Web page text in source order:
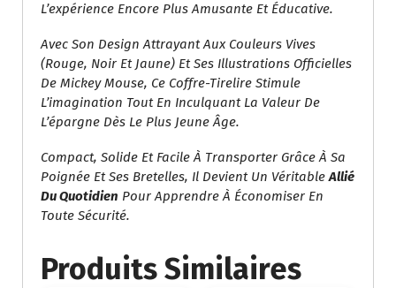
L’expérience Encore Plus Amusante Et Éducative.
Avec Son Design Attrayant Aux Couleurs Vives
(rouge, Noir Et Jaune) Et Ses Illustrations Officielles
De Mickey Mouse, Ce Coffre-Tirelire Stimule
L’imagination Tout En Inculquant La Valeur De
L’épargne Dès Le Plus Jeune Âge.
Compact, Solide Et Facile À Transporter Grâce À Sa
Poignée Et Ses Bretelles, Il Devient Un VéritableAllié
Du Quotidien Pour Apprendre À Économiser En
Toute Sécurité.
Produits Similaires